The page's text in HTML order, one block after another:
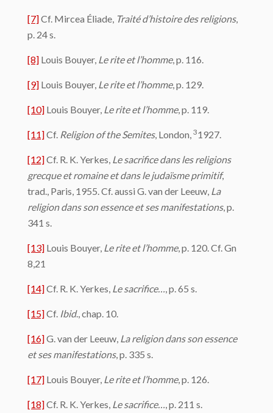
[7]Cf. Mircea Éliade, Traité d’histoire des religions,
p. 24 s.
[8] Louis Bouyer, Le rite et l’homme, p. 116.
[9] Louis Bouyer, Le rite et l’homme, p. 129.
[10] Louis Bouyer, Le rite et l’homme, p. 119.
[11]Cf. Religion of the Semites, London, 31927.
[12]Cf. R. K. Yerkes, Le sacrifice dans les religions
grecque et romaine et dans le judaïsme primitif,
trad., Paris, 1955. Cf. aussi G. van der Leeuw, La
religion dans son essence et ses manifestations, p.
341 s.
[13] Louis Bouyer, Le rite et l’homme, p. 120. Cf. Gn
8,21
[14]Cf. R. K. Yerkes, Le sacrifice…, p. 65 s.
[15]Cf. Ibid., chap. 10.
[16]G. van der Leeuw, La religion dans son essence
et ses manifestations, p. 335 s.
[17] Louis Bouyer, Le rite et l’homme, p. 126.
[18]Cf. R. K. Yerkes, Le sacrifice…, p. 211 s.